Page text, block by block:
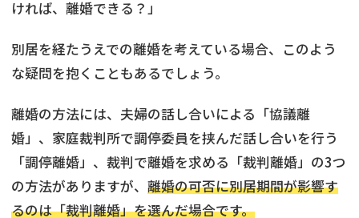
国際離婚
離婚の相談先
離婚したくない
ければ、離婚できる？」
別居を経たうえでの離婚を考えている場合、このよう
な疑問を抱くこともあるでしょう。
離婚の方法には、夫婦の話し合いによる「協議離
婚」、家庭裁判所で調停委員を挟んだ話し合いを行う
「調停離婚」、裁判で離婚を求める「裁判離婚」の3つ
の方法がありますが、 離婚の可否に別居期間が影響す
るのは「裁判離婚」を選んだ場合です。